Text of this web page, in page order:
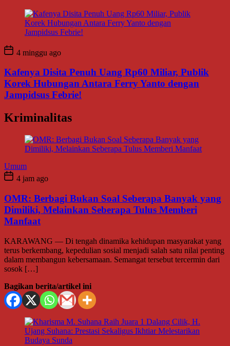
4 minggu ago
Kafenya Disita Penuh Uang Rp60 Miliar, Publik
Korek Hubungan Antara Ferry Yanto dengan
Jampidsus Febrie!
Kriminalitas
Umum
4 jam ago
OMR: Berbagi Bukan Soal Seberapa Banyak yang
Dimiliki, Melainkan Seberapa Tulus Memberi
Manfaat
KARAWANG — Di tengah dinamika kehidupan masyarakat yang
terus berkembang, kepedulian sosial menjadi salah satu nilai penting
dalam membangun kebersamaan. Semangat tersebut tercermin dari
sosok […]
Bagikan berita/artikel ini